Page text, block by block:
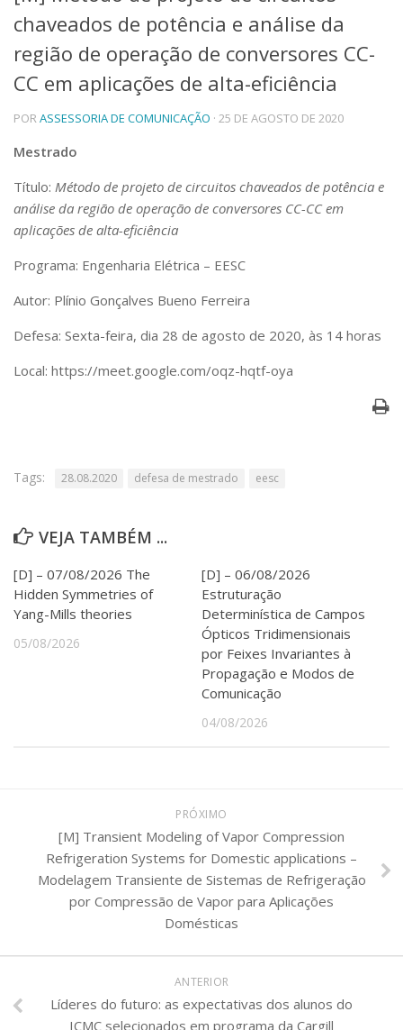
Telefones e Mapas
Pessoas
Ensino
Graduação
Educação a distância
Cursos de Extensão
Linhas de Pesquisa
Centros, Núcleos e Projetos em Rede
Pós-doutorado
Iniciação Científica
Transferência de Tecnologia
Empresas Juniores
Projetos, Programas e Cursos
Artes, Cultura e Esportes
Segurança, Trânsito e Prevenção
Comunicação
Assessorias e Mídias
Aplicativos e Sites
Jornal da USP
Agenda de Eventos
Defesa de Teses
chaveados de potência e análise da
região de operação de conversores CC-
CC em aplicações de alta-eficiência
PORASSESSORIA DE COMUNICAÇÃO · 25 DE AGOSTO DE 2020
Mestrado
Título: Método de projeto de circuitos chaveados de potência e
análise da região de operação de conversores CC-CC em
aplicações de alta-eficiência
Programa: Engenharia Elétrica – EESC
Autor: Plínio Gonçalves Bueno Ferreira
Defesa: Sexta-feira, dia 28 de agosto de 2020, às 14 horas
Local: https://meet.google.com/oqz-hqtf-oya
Tags: 28.08.2020 defesa de mestrado eesc
VEJA TAMBÉM ...
[D] – 07/08/2026 The
Hidden Symmetries of
Yang-Mills theories
05/08/2026
[D] – 06/08/2026
Estruturação
Determinística de Campos
Ópticos Tridimensionais
por Feixes Invariantes à
Propagação e Modos de
Comunicação
04/08/2026
PRÓXIMO
[M] Transient Modeling of Vapor Compression
Refrigeration Systems for Domestic applications –
Modelagem Transiente de Sistemas de Refrigeração
por Compressão de Vapor para Aplicações
Domésticas
ANTERIOR
Líderes do futuro: as expectativas dos alunos do
ICMC selecionados em programa da Cargill